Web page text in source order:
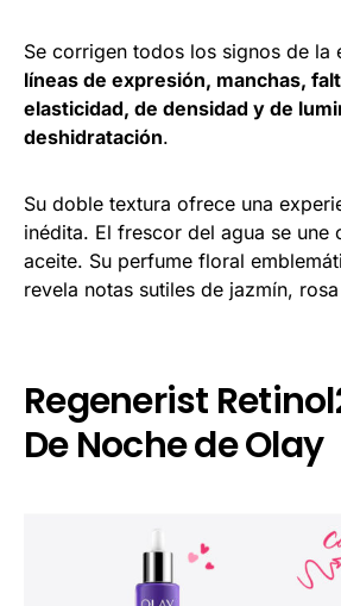
Se corrigen todos los signos de la
líneas de expresión, manchas,
elasticidad, de densidad y de
deshidratación.
Su doble textura ofrece una
inédita. El frescor del agua se une
aceite. Su perfume floral
revela notas sutiles de jazmín,
Regenerist
De Noche de Olay